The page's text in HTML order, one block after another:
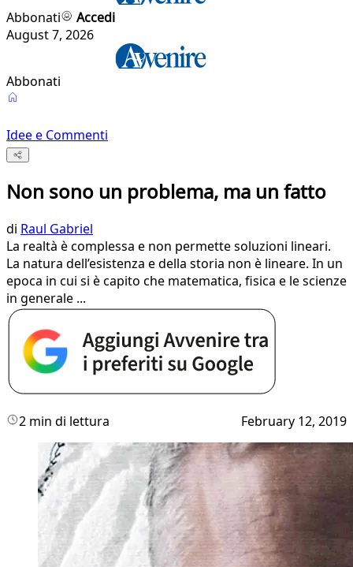
Abbonati
Accedi
August 7, 2026
Abbonati
Idee e Commenti
Non sono un problema, ma un fatto
di Raul Gabriel
La realtà è complessa e non permette soluzioni lineari.
La natura dell’esistenza e della storia non è lineare. In un
epoca in cui si è capito che matematica, fisica e le scienze
in generale ...
2 min di lettura February 12, 2019